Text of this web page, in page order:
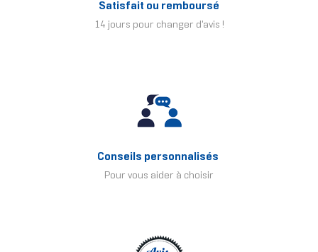
Satisfait ou remboursé
14 jours pour changer d'avis !
Conseils personnalisés
Pour vous aider à choisir